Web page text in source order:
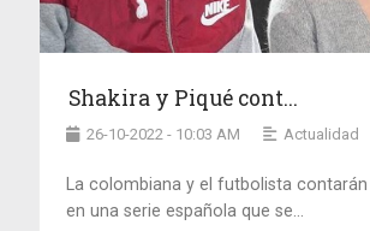
Shakira y Piqué cont...
26-10-2022 - 10:03 AM Actualidad
La colombiana y el futbolista
en una serie española que se...